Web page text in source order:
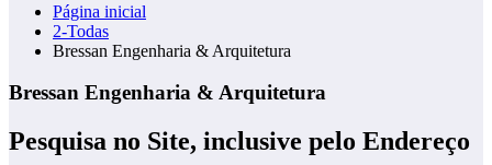
Página inicial
2-Todas
Bressan Engenharia & Arquitetura
Bressan Engenharia & Arquitetura
Pesquisa no Site, inclusive pelo Endereço